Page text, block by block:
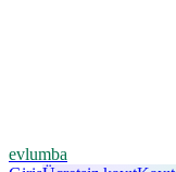
evlumba